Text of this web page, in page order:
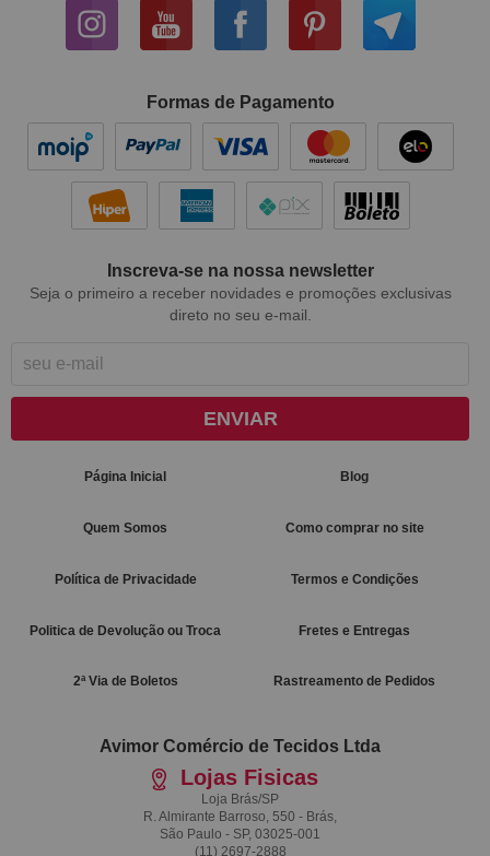
Formas de Pagamento
Inscreva-se na nossa newsletter
Seja o primeiro a receber novidades e promoções exclusivas
direto no seu e-mail.
ENVIAR
Página Inicial Blog
Quem Somos Como comprar no site
Política de Privacidade Termos e Condições
Politica de Devolução ou Troca Fretes e Entregas
2ª Via de Boletos Rastreamento de Pedidos
Avimor Comércio de Tecidos Ltda
Lojas Fisicas
Loja Brás/SP
R. Almirante Barroso, 550 - Brás,
São Paulo - SP, 03025-001
(11) 2697-2888